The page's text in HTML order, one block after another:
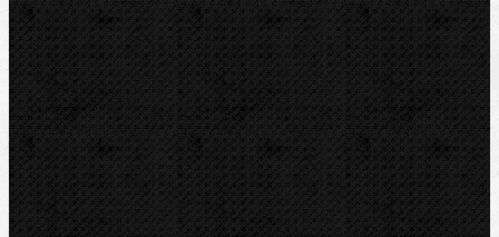
Lisování
Lisování / Radiální-Lisovací kleště
Komentáře
Přidat komentář
Sortiment